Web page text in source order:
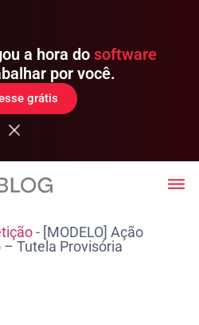
a hora do software
por você.
grátis
- [MODELO] Ação
Tutela Provisória